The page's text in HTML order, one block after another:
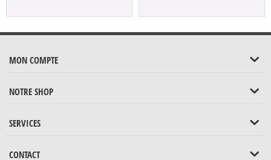
MON COMPTE
NOTRE SHOP
SERVICES
CONTACT